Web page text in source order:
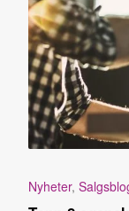
Nyheter,